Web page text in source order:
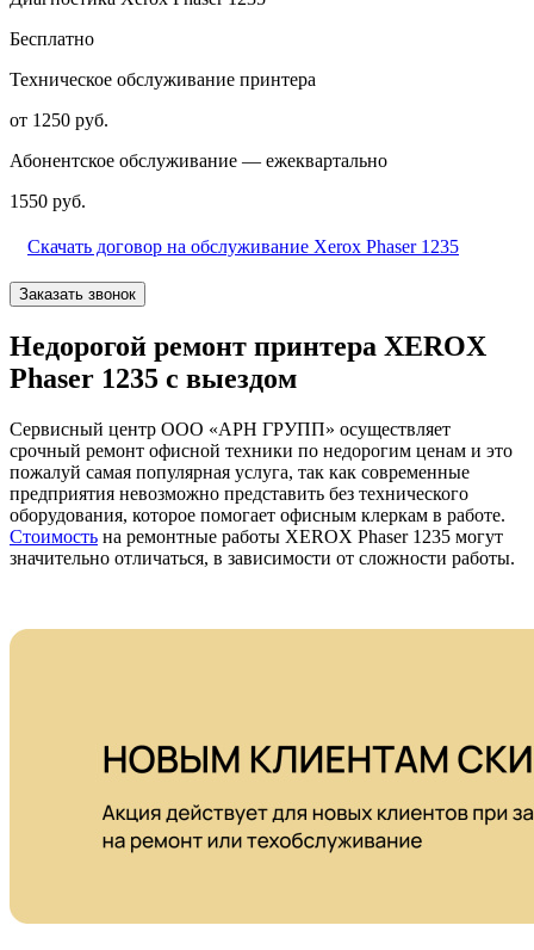
Бесплатно
Техническое обслуживание принтера
от 1250 руб.
Абонентское обслуживание — ежеквартально
1550 руб.
Скачать договор на обслуживание Xerox Phaser 1235
Заказать звонок
Недорогой ремонт принтера XEROX
Phaser 1235 с выездом
Сервисный центр ООО «АРН ГРУПП» осуществляет
срочный ремонт офисной техники по недорогим ценам и это
пожалуй самая популярная услуга, так как современные
предприятия невозможно представить без технического
оборудования, которое помогает офисным клеркам в работе.
Стоимость на ремонтные работы XEROX Phaser 1235 могут
значительно отличаться, в зависимости от сложности работы.